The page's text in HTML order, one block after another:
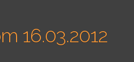
16.03.2012